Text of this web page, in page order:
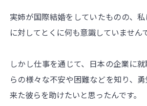
実姉が国際結婚をしていたものの、
に対してとくに何も意識していません
しかし仕事を通じて、日本の企業に
らの様々な不安や困難などを知り、
来た彼らを助けたいと思ったんです。